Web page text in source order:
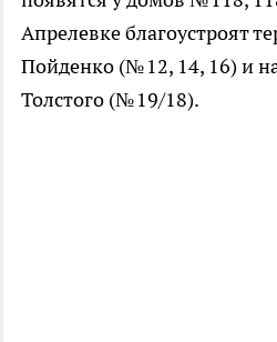
Апрелевке благоустроят
Пойденко (№ 12, 14, 16) и
Толстого (№ 19/18).